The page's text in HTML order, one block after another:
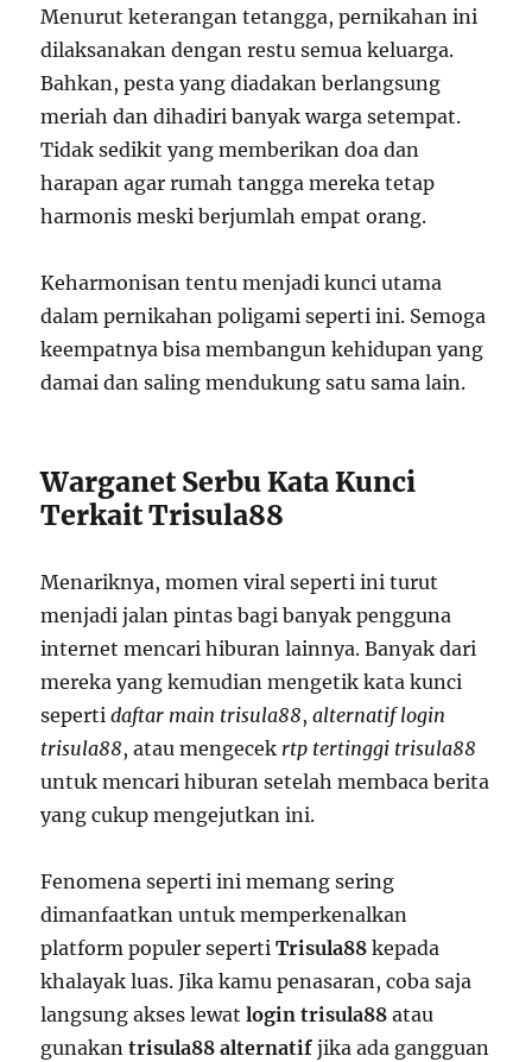
Menurut keterangan tetangga, pernikahan ini
dilaksanakan dengan restu semua keluarga.
Bahkan, pesta yang diadakan berlangsung
meriah dan dihadiri banyak warga setempat.
Tidak sedikit yang memberikan doa dan
harapan agar rumah tangga mereka tetap
harmonis meski berjumlah empat orang.
Keharmonisan tentu menjadi kunci utama
dalam pernikahan poligami seperti ini. Semoga
keempatnya bisa membangun kehidupan yang
damai dan saling mendukung satu sama lain.
Warganet Serbu Kata Kunci
Terkait Trisula88
Menariknya, momen viral seperti ini turut
menjadi jalan pintas bagi banyak pengguna
internet mencari hiburan lainnya. Banyak dari
mereka yang kemudian mengetik kata kunci
sepertidaftar main trisula88,alternatif login
trisula88, atau mengecek rtp tertinggi trisula88
untuk mencari hiburan setelah membaca berita
yang cukup mengejutkan ini.
Fenomena seperti ini memang sering
dimanfaatkan untuk memperkenalkan
platform populer sepertiTrisula88 kepada
khalayak luas. Jika kamu penasaran, coba saja
langsung akses lewatlogin trisula88 atau
gunakantrisula88 alternatif jika ada gangguan